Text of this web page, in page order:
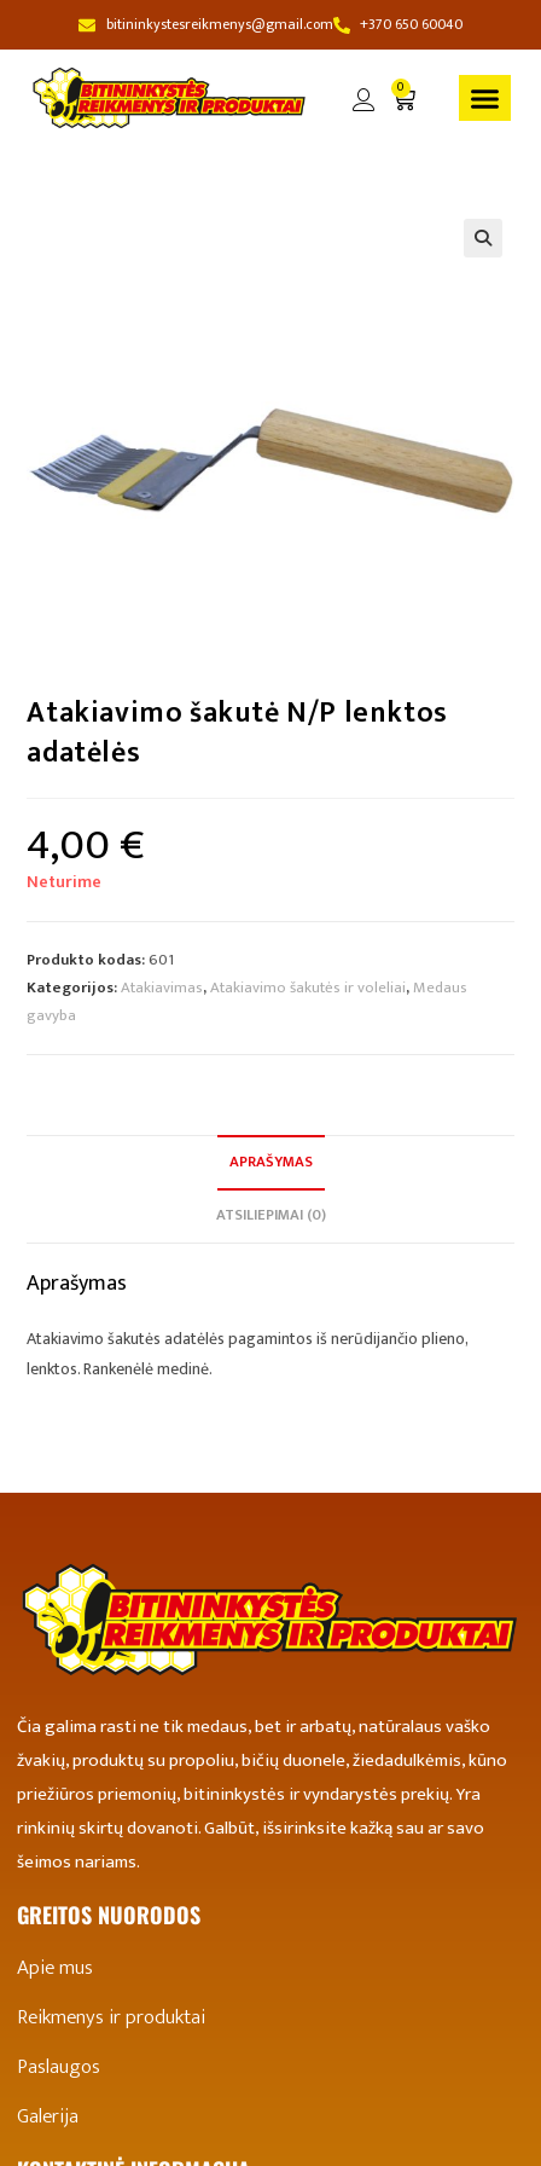
bitininkystesreikmenys@gmail.com +370 650 60040
0
Atakiavimo šakutė N/P lenktos
adatėlės
4,00€
Neturime
Produkto kodas:601
Kategorijos:Atakiavimas,Atakiavimo šakutės ir voleliai,Medaus
gavyba
APRAŠYMAS
ATSILIEPIMAI (0)
Aprašymas
Atakiavimo šakutės adatėlės pagamintos iš nerūdijančio plieno,
lenktos. Rankenėlė medinė.
Čia galima rasti ne tik medaus, bet ir arbatų, natūralaus vaško
žvakių, produktų su propoliu, bičių duonele, žiedadulkėmis, kūno
priežiūros priemonių, bitininkystės ir vyndarystės prekių. Yra
rinkinių skirtų dovanoti. Galbūt, išsirinksite kažką sau ar savo
šeimos nariams.
GREITOS NUORODOS
Apie mus
Reikmenys ir produktai
Paslaugos
Galerija